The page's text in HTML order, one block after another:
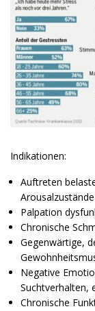
Indikationen:
Auftreten
Palpation
Chronische
Gegenwärtige,
Negative
Suchtverhalten,
Chronische